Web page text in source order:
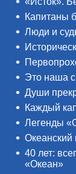
Капитаны
Люди и
Это наша
Души
Каждый
Легенды
Океанский
40 лет:
«Океан»